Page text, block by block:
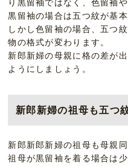
り黒留袖ではなく、色留袖
黒留袖の場合は五つ紋が基本
しかし色留袖の場合、五つ
物の格式が変わります。
新郎新婦の母親に格の差が
ようにしましょう。
新郎新婦の祖母も五つ
新郎新郎新婦の祖母も母親
祖母が黒留袖を着る場合は